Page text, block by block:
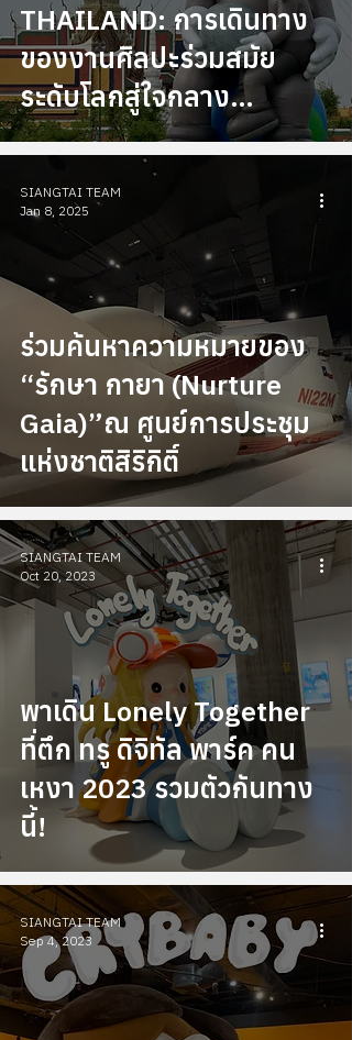
THAILAND: การเดินทาง
ของงานศิลปะร่วมสมัย
ระดับโลกสู่ใจกลาง
กรุงเทพฯ
ร่วมค้นหาความหมายของ
“รักษา กายา (Nurture
Gaia)”ณ ศูนย์การประชุม
แห่งชาติสิริกิติ์
SIANGTAI TEAM
Jan 8, 2025
พาเดิน Lonely Together
ที่ตึก ทรู ดิจิทัล พาร์ค คน
เหงา 2023 รวมตัวกันทาง
นี้!
SIANGTAI TEAM
Oct 20, 2023
SIANGTAI TEAM
Sep 4, 2023